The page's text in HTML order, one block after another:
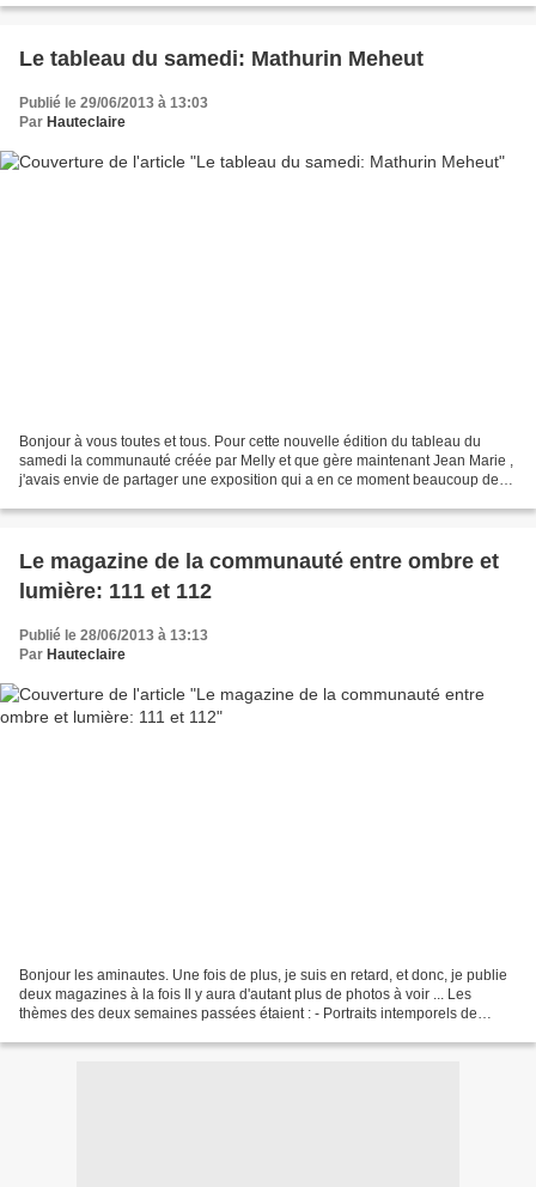
Le tableau du samedi: Mathurin Meheut
Publié le 29/06/2013 à 13:03
Par Hauteclaire
Bonjour à vous toutes et tous. Pour cette nouvelle édition du tableau du
samedi la communauté créée par Melly et que gère maintenant Jean Marie ,
j'avais envie de partager une exposition qui a en ce moment beaucoup de
Le magazine de la communauté entre ombre et
lumière: 111 et 112
Publié le 28/06/2013 à 13:13
Par Hauteclaire
Bonjour les aminautes. Une fois de plus, je suis en retard, et donc, je publie
deux magazines à la fois Il y aura d'autant plus de photos à voir ... Les
thèmes des deux semaines passées étaient : - Portraits intemporels de